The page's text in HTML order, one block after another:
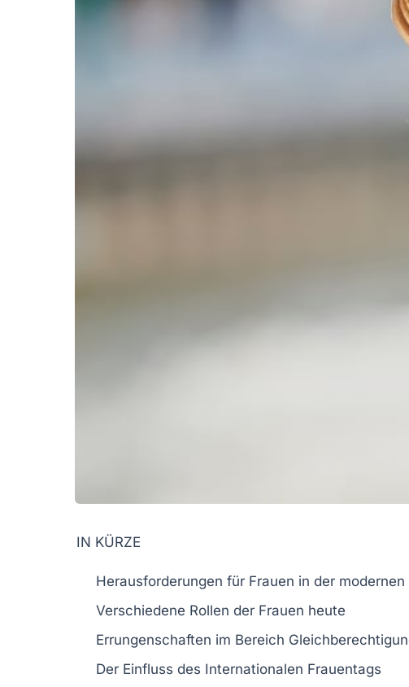
IN KÜRZE
Herausforderungen für Frauen in der
Verschiedene Rollen der Frauen heute
Errungenschaften im Bereich
Der Einfluss des Internationalen Frauentags